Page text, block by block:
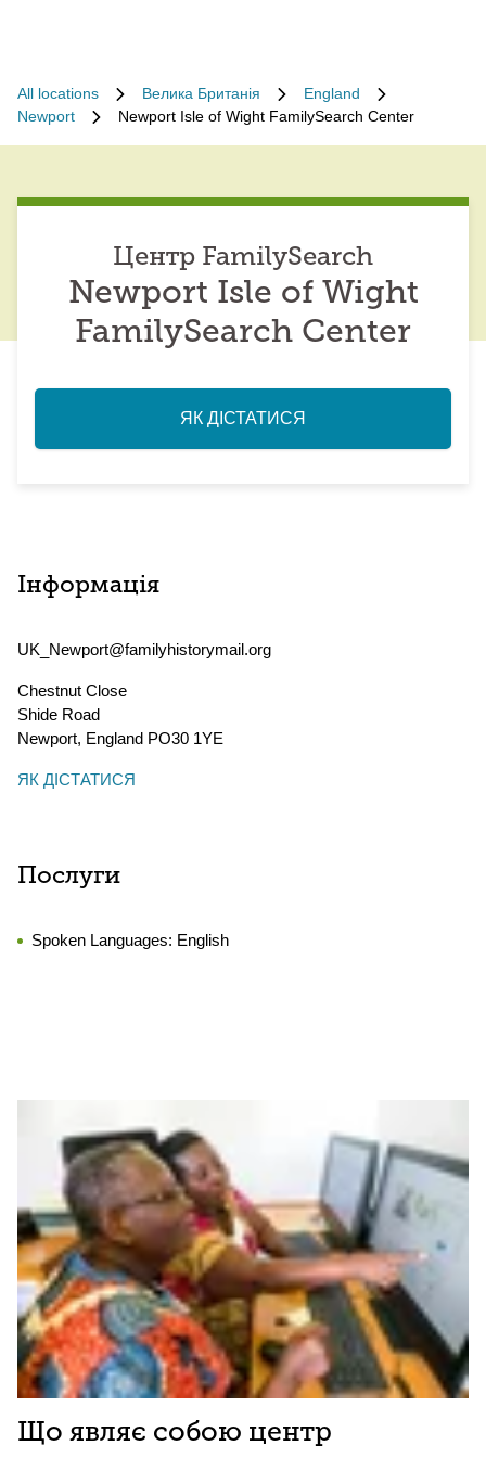
All locations Велика Британія
England
Newport
Newport Isle of Wight FamilySearch Center
Центр FamilySearch
Newport Isle of Wight
FamilySearch Center
ЯК ДІСТАТИСЯ
Інформація
UK_Newport@familyhistorymail.org
Chestnut Close
Shide Road
Newport, England PO30 1YE
ЯК ДІСТАТИСЯ
Послуги
Spoken Languages: English
Що являє собою центр